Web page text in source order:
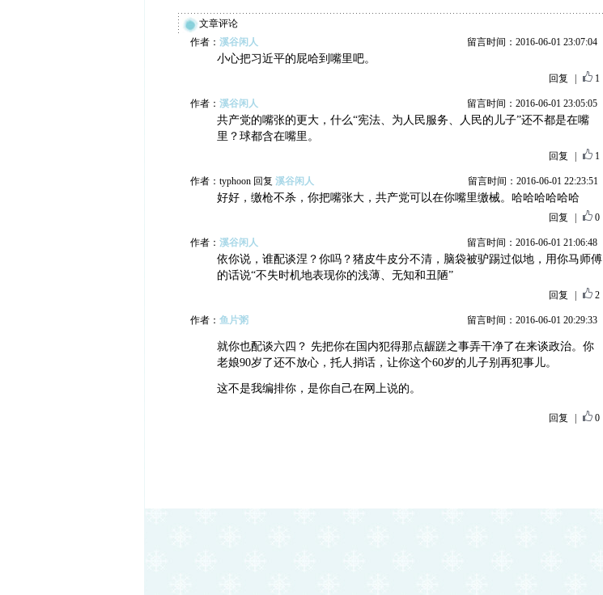
文章评论
作者： 溪谷闲人 留言时间：2016-06-01 23:07:04
小心把习近平的屁哈到嘴里吧。
回复 1
作者： 溪谷闲人 留言时间：2016-06-01 23:05:05
共产党的嘴张的更大，什么“宪法、为人民服务、人民的儿子”还不都是在嘴
里？球都含在嘴里。
回复 1
作者：typhoon 回复 溪谷闲人 留言时间：2016-06-01 22:23:51
好好，缴枪不杀，你把嘴张大，共产党可以在你嘴里缴械。哈哈哈哈哈哈
回复 0
作者： 溪谷闲人 留言时间：2016-06-01 21:06:48
依你说，谁配谈涅？你吗？猪皮牛皮分不清，脑袋被驴踢过似地，用你马师傅
的话说“不失时机地表现你的浅薄、无知和丑陋”
回复 2
作者： 鱼片粥 留言时间：2016-06-01 20:29:33
就你也配谈六四？ 先把你在国内犯得那点龌蹉之事弄干净了在来谈政治。你
老娘90岁了还不放心，托人捎话，让你这个60岁的儿子别再犯事儿。
这不是我编排你，是你自己在网上说的。
回复 0